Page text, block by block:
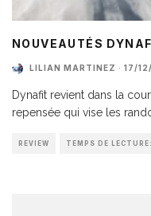
NOUVEAUTÉS
LILIAN MARTINEZ · 17/
Dynafit revient dans la
repensée qui vise les
REVIEW TEMPS DE